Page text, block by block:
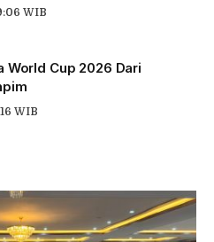
WIB
World Cup 2026 Dari
WIB